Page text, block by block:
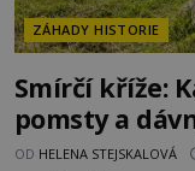
ZÁHADY HISTORIE
Smírčí kříže:
pomsty a
OD HELENA STEJSKALOVÁ